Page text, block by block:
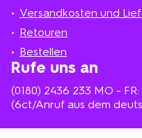
Versandkosten und
Retouren
Bestellen
Rufe uns an
(0180) 2436 233 MO - FR:
(6ct/Anruf aus dem
deiner
Nähe